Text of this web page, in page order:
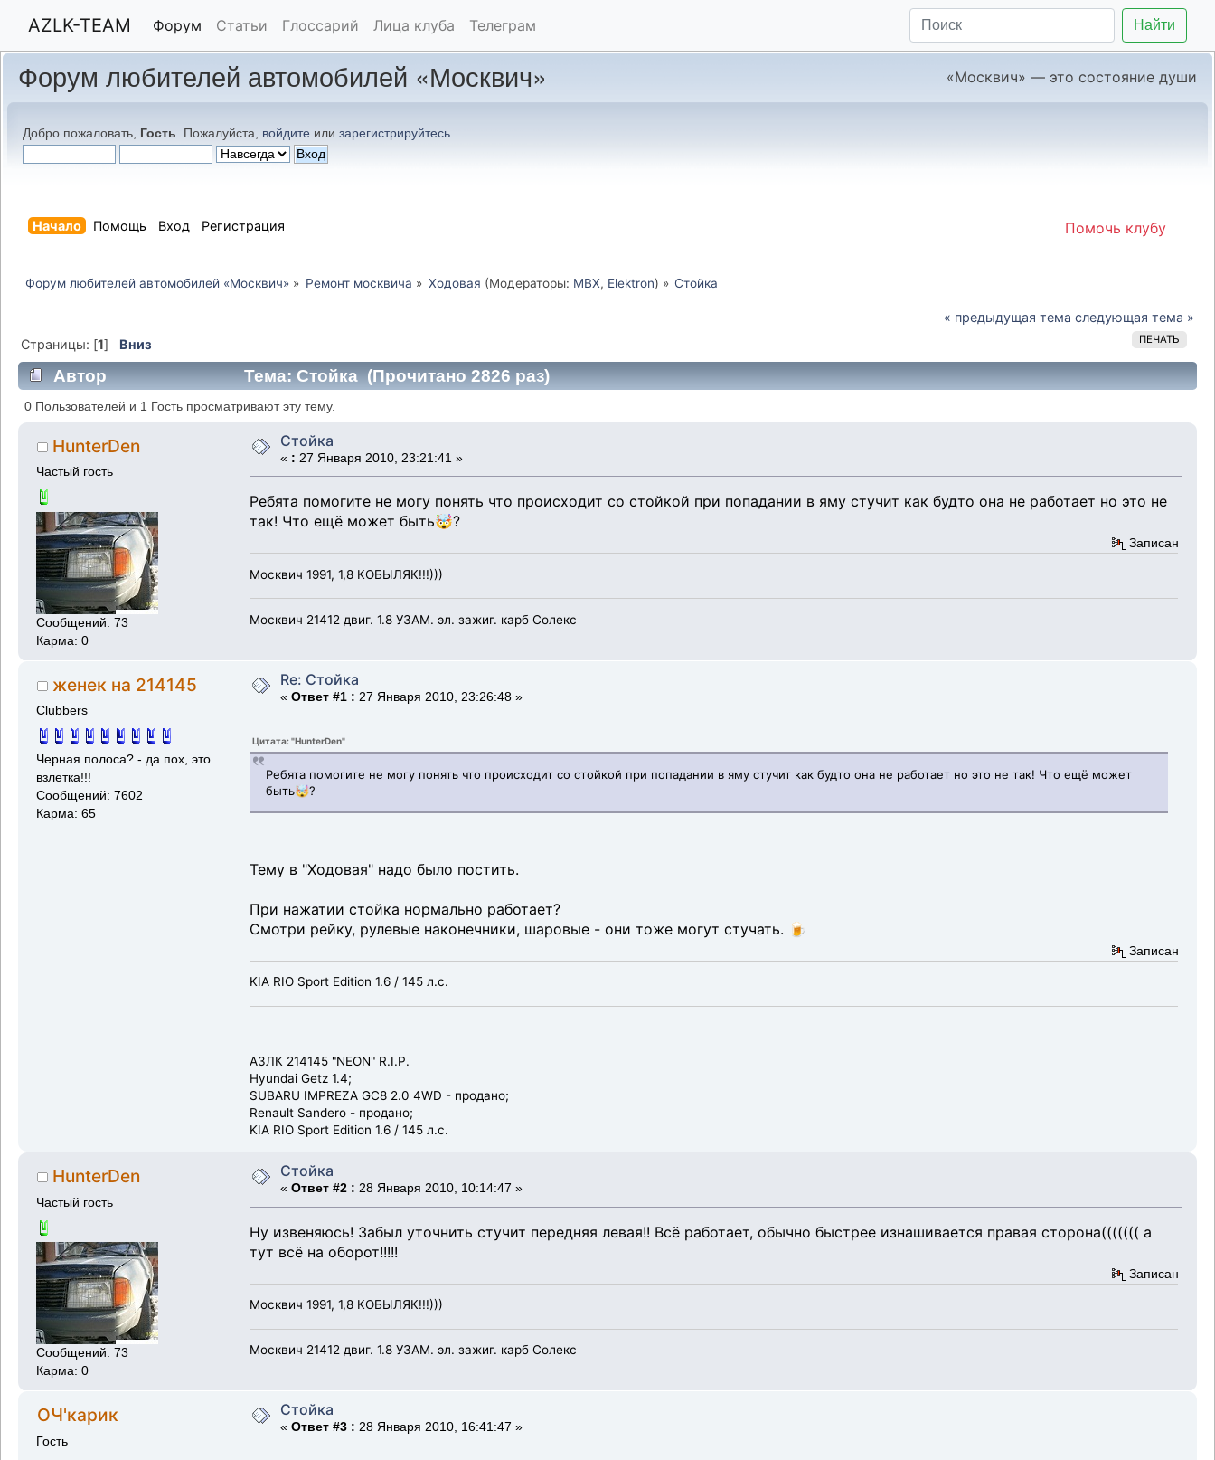
AZLK-TEAM Форум Статьи Глоссарий Лица клуба Телеграм Найти
Форум любителей автомобилей «Москвич» «Москвич» — это состояние души
Добро пожаловать, Гость . Пожалуйста, войдите или зарегистрируйтесь
Помочь клубу
Начало Помощь Вход Регистрация
Форум любителей автомобилей «Москвич» » Ремонт москвича » Ходовая (Модераторы: MBX, Elektron) » Стойка
« предыдущая тема следующая тема »
ПЕЧАТЬ
Страницы: [1] Вниз
Автор Тема: Стойка (Прочитано 2826 раз)
0 Пользователей и 1 Гость просматривают эту тему.
HunterDen
Частый гость
Сообщений: 73
Карма: 0
Стойка
« : 27 Января 2010, 23:21:41 »
Ребята помогите не могу понять что происходит со стойкой при попадании в яму стучит как будто она не работает но это не
так! Что ещё может быть🤯?
Записан
Москвич 1991, 1,8 КОБЫЛЯК!!!)))
Москвич 21412 двиг. 1.8 УЗАМ. эл. зажиг. карб Солекс
женек на 214145
Clubbers
Черная полоса? - да пох, это
взлетка!!!
Сообщений: 7602
Карма: 65
Re: Стойка
« Ответ #1 : 27 Января 2010, 23:26:48 »
Цитата: "HunterDen"
Ребята помогите не могу понять что происходит со стойкой при попадании в яму стучит как будто она не работает но это не так! Что ещё может
быть🤯?
Тему в "Ходовая" надо было постить.
При нажатии стойка нормально работает?
Смотри рейку, рулевые наконечники, шаровые - они тоже могут стучать. 🍺
Записан
KIA RIO Sport Edition 1.6 / 145 л.с.
АЗЛК 214145 "NEON" R.I.P.
Hyundai Getz 1.4;
SUBARU IMPREZA GC8 2.0 4WD - продано;
Renault Sandero - продано;
KIA RIO Sport Edition 1.6 / 145 л.с.
HunterDen
Частый гость
Сообщений: 73
Карма: 0
Стойка
« Ответ #2 : 28 Января 2010, 10:14:47 »
Ну извеняюсь! Забыл уточнить стучит передняя левая!! Всё работает, обычно быстрее изнашивается правая сторона((((((( а
тут всё на оборот!!!!!
Записан
Москвич 1991, 1,8 КОБЫЛЯК!!!)))
Москвич 21412 двиг. 1.8 УЗАМ. эл. зажиг. карб Солекс
ОЧ'карик
Гость
Стойка
« Ответ #3 : 28 Января 2010, 16:41:47 »